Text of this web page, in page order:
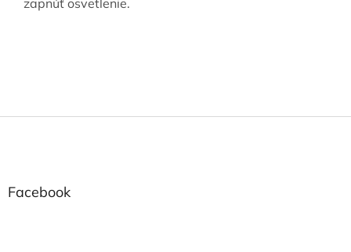
zapnúť osvetlenie.
Facebook